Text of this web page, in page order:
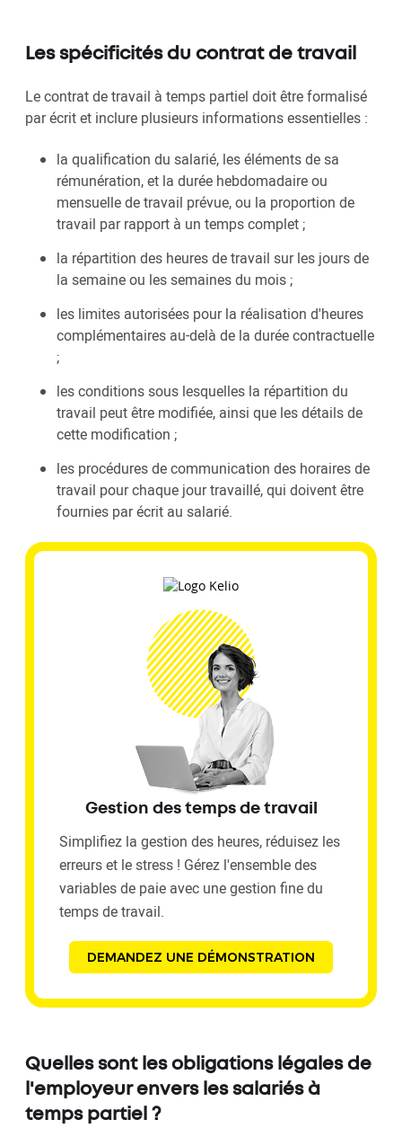
Les spécificités du contrat de travail
Le contrat de travail à temps partiel doit être formalisé
par écrit et inclure plusieurs informations essentielles :
la qualification du salarié, les éléments de sa
rémunération, et la durée hebdomadaire ou
mensuelle de travail prévue, ou la proportion de
travail par rapport à un temps complet ;
la répartition des heures de travail sur les jours de
la semaine ou les semaines du mois ;
les limites autorisées pour la réalisation d'heures
complémentaires au-delà de la durée contractuelle
;
les conditions sous lesquelles la répartition du
travail peut être modifiée, ainsi que les détails de
cette modification ;
les procédures de communication des horaires de
travail pour chaque jour travaillé, qui doivent être
fournies par écrit au salarié.
Gestion des temps de travail
Simplifiez la gestion des heures, réduisez les
erreurs et le stress ! Gérez l'ensemble des
variables de paie avec une gestion fine du
temps de travail.
DEMANDEZ UNE DÉMONSTRATION
Quelles sont les obligations légales de
l'employeur envers les salariés à
temps partiel ?